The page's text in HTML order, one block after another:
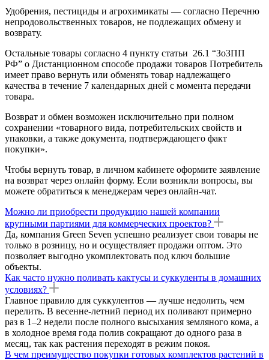
Удобрения, пестициды и агрохимикаты — согласно Перечню
непродовольственных товаров, не подлежащих обмену и
возврату.
Остальные товары согласно 4 пункту статьи 26.1 “ЗоЗПП
РФ” о Дистанционном способе продажи товаров Потребитель
имеет право вернуть или обменять товар надлежащего
качества в течение 7 календарных дней с момента передачи
товара.
Возврат и обмен возможен исключительно при полном
сохранении «товарного вида, потребительских свойств и
упаковки, а также документа, подтверждающего факт
покупки».
Чтобы вернуть товар, в личном кабинете оформите заявление
на возврат через онлайн форму. Если возникли вопросы, вы
можете обратиться к менеджерам через онлайн-чат.
Можно ли приобрести продукцию нашей компании
крупными партиями для коммерческих проектов?
Да, компания Green Seven успешно реализует свои товары не
только в розницу, но и осуществляет продажи оптом. Это
позволяет выгодно укомплектовать под ключ большие
объекты.
Как часто нужно поливать кактусы и суккуленты в домашних
условиях?
Главное правило для суккулентов — лучше недолить, чем
перелить. В весенне-летний период их поливают примерно
раз в 1–2 недели после полного высыхания земляного кома, а
в холодное время года полив сокращают до одного раза в
месяц, так как растения переходят в режим покоя.
В чем преимущество покупки готовых комплектов растений в